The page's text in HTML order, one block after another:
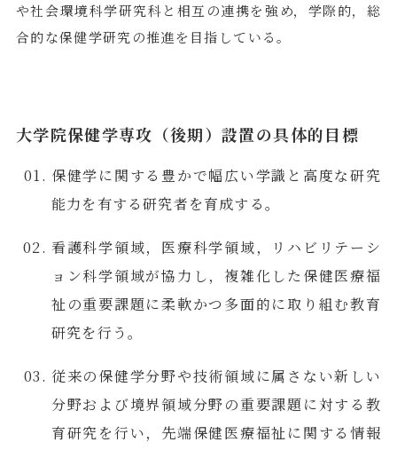
や社会環境科学研究科と相互の連携を強め，学際的，総
合的な保健学研究の推進を目指している。
大学院保健学専攻（後期）設置の具体的目標
保健学に関する豊かで幅広い学識と高度な研究
能力を有する研究者を育成する。
看護科学領域，医療科学領域，リハビリテーシ
ョン科学領域が協力し，複雑化した保健医療福
祉の重要課題に柔軟かつ多面的に取り組む教育
研究を行う。
従来の保健学分野や技術領域に属さない新しい
分野および境界領域分野の重要課題に対する教
育研究を行い，先端保健医療福祉に関する情報